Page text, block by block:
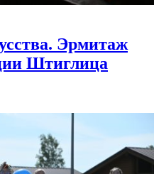
Эрмитаж
Штиглица